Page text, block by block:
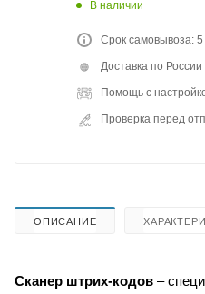
В наличии
Срок самовывоза: 5
Доставка по России
Помощь с
Проверка перед
ОПИСАНИЕ
Сканер штрих-кодов –